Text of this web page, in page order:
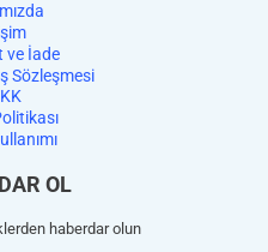
ve İade
Sözleşmesi
OL
haberdar olun